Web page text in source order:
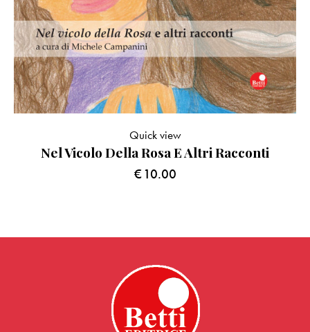
Nel Vicolo Della Rosa E Altri Racconti
€10.00
Quick view